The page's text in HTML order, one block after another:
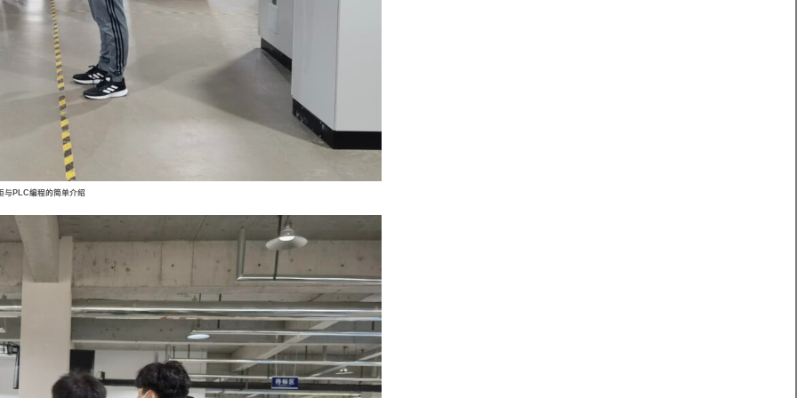
与PLC编程的简单介绍